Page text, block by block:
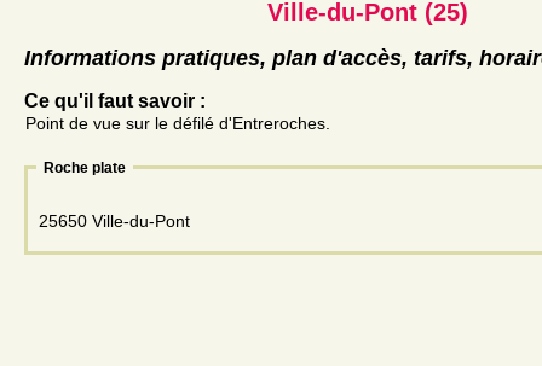
Ville-du-Pont (25)
Informations pratiques, plan d'accès, tarifs,
Ce qu'il faut savoir :
Point de vue sur le défilé d'Entreroches.
Roche plate
25650 Ville-du-Pont